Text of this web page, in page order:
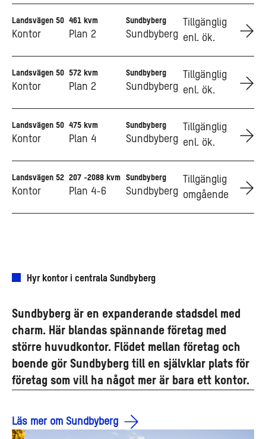
Go to Landsvägen 50
Landsvägen 50
Kontor
461 kvm
Plan 2
Sundbyberg
Sundbyberg
Tillgänglig
enl. ök.
Go to Landsvägen 50
Landsvägen 50
Kontor
572 kvm
Plan 2
Sundbyberg
Sundbyberg
Tillgänglig
enl. ök.
Go to Landsvägen 50
Landsvägen 50
Kontor
475 kvm
Plan 4
Sundbyberg
Sundbyberg
Tillgänglig
enl. ök.
Go to Landsvägen 52
Landsvägen 52
Kontor
207 -2088 kvm
Plan 4-6
Sundbyberg
Sundbyberg
Tillgänglig
omgående
Hyr kontor i centrala Sundbyberg
Sundbyberg är en expanderande stadsdel med
charm. Här blandas spännande företag med
större huvudkontor. Flödet mellan företag och
boende gör Sundbyberg till en självklar plats för
företag som vill ha något mer är bara ett kontor.
Läs mer om Sundbyberg